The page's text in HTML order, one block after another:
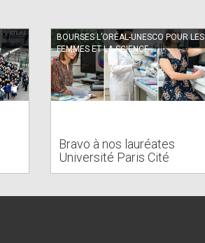
BOURSES L’ORÉAL-UNESCO POUR LES
FEMMES ET LA SCIENCE
Bravo à nos lauréates
Université Paris Cité